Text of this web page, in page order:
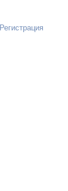
Регистрация